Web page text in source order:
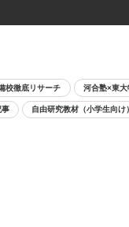
校徹底リサーチ 河合塾×東大
事 自由研究教材（小学生向け）